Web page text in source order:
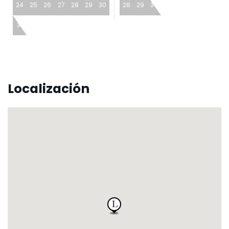
24 25 26 27 28 29 30
31
28 29 30
Localización